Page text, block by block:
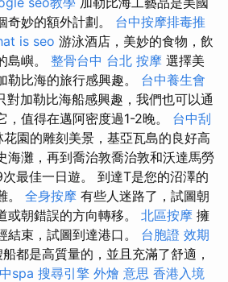
奇妙的額外計劃。 台中按摩排毒推
is seo 游泳酒店，美妙的食物，飲
島嶼。 整骨台中 台北 按摩 選擇美
勒比海的旅行感興趣。 台中養生會
對加勒比海船感興趣，我們也可以通
，值得在邁阿密度過1-2晚。 台中刮
園的雕刻美景，基亞瓦島的良好高
海灘，再到喬治敦喬治敦和沃達馬勞
最佳一日遊。 到達T是您的沼澤的
。 全身按摩 有些人迷路了，試圖朝
或朝錯誤的方向轉移。 北區按摩 擁
結束，試圖到達港口。 台胞證 效期
都是高質量的，並且充滿了舒適，
spa 搜尋引擎 外燴 意思 香港入境